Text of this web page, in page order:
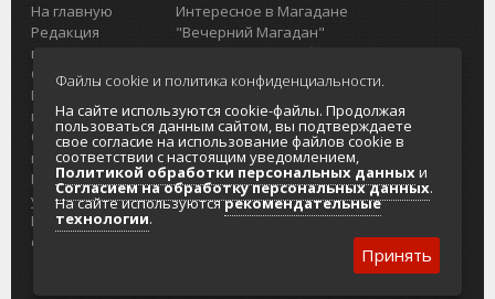
На главную
Редакция
портала
О проекте
Реклама на
портале
Отзывы и
предложения
Интернет-
услуги
Разработка
сайтов
Интересное в Магадане
"Вечерний Магадан"
Городская доска объявлений
Реклама
Главный туристический портал
Колымы
Политика в отношении обработки
персональных данных
Согласие на обработку персональных
данных
Файлы cookie и политика конфиденциальности.
На сайте используются cookie-файлы. Продолжая
пользоваться данным сайтом, вы подтверждаете
свое согласие на использование файлов cookie в
соответствии с настоящим уведомлением,
Политикой обработки персональных данныхи
Согласием на обработку персональных данных.
На сайте используютсярекомендательные
технологии.
Принять